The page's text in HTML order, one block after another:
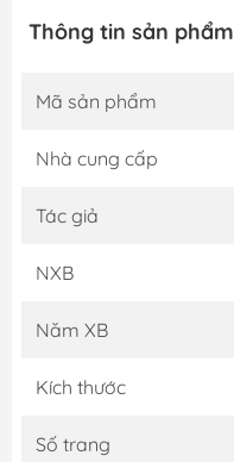
Thông tin sản phẩm
Mã sản phẩm
Nhà cung cấp
Tác giả
NXB
Năm XB
Kích thước
Số trang